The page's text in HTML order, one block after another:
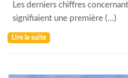
Les derniers chiffres
signifiaient une première (…)
Lire la suite